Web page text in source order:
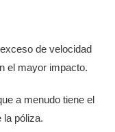
de velocidad
el mayor impacto.
a menudo tiene el
la póliza.